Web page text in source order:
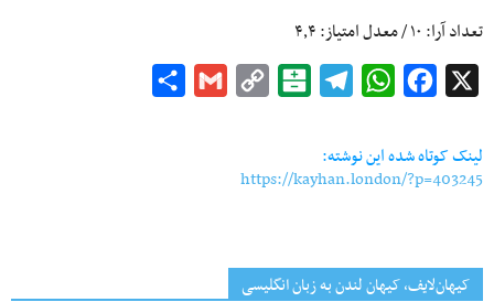
تعداد آرا: ۱۰/ معدل امتیاز:۴٫۴
Facebook
WhatsApp
Telegram
Balatarin
Copy
Gmail
لینک کوتاه شده این نوشته:
https://kayhan.london/?p=403245
کیهان‌لایف، کیهان لندن به زبان انگلیسی